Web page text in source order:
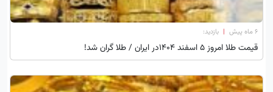
۶ ماه پیش | بازدید:
قیمت طلا امروز ۵ اسفند 1404در ایران / طلا گران شد!